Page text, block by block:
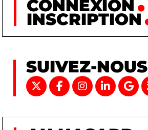
CONNEXION
INSCRIPTION
SUIVEZ-NOUS